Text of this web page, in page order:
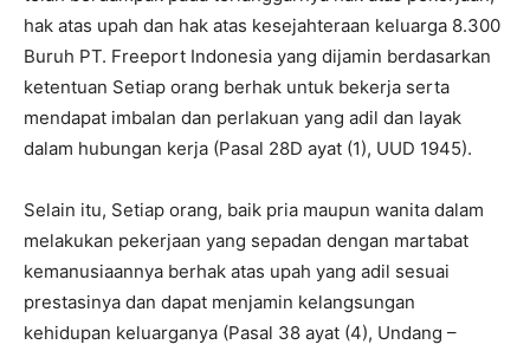
hak atas upah dan hak atas kesejahteraan keluarga 8.300
Buruh PT. Freeport Indonesia yang dijamin berdasarkan
ketentuan Setiap orang berhak untuk bekerja serta
mendapat imbalan dan perlakuan yang adil dan layak
dalam hubungan kerja (Pasal 28D ayat (1), UUD 1945).
Selain itu, Setiap orang, baik pria maupun wanita dalam
melakukan pekerjaan yang sepadan dengan martabat
kemanusiaannya berhak atas upah yang adil sesuai
prestasinya dan dapat menjamin kelangsungan
kehidupan keluarganya (Pasal 38 ayat (4), Undang –